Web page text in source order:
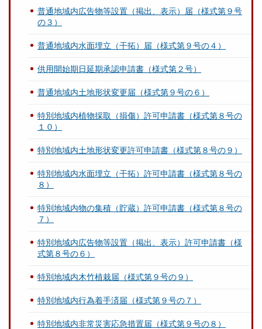
普通地域内広告物等設置（掲出、表示）届（様式第９号
の３）
普通地域内水面埋立（干拓）届（様式第９号の４）
供用開始期日延期承認申請書（様式第２号）
普通地域内土地形状変更届（様式第９号の６）
特別地域内植物採取（損傷）許可申請書（様式第８号の
１０）
特別地域内土地形状変更許可申請書（様式第８号の９）
特別地域内水面埋立（干拓）許可申請書（様式第８号の
８）
特別地域内物の集積（貯蔵）許可申請書（様式第８号の
７）
特別地域内広告物等設置（掲出、表示）許可申請書（様
式第８号の６）
特別地域内木竹植栽届（様式第９号の９）
特別地域内行為着手済届（様式第９号の７）
特別地域内非常災害応急措置届（様式第９号の８）